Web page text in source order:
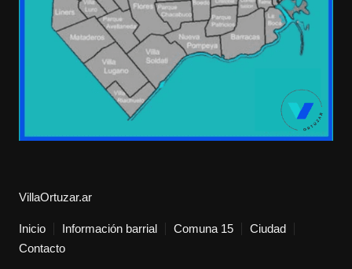
VillaOrtuzar.ar
Inicio Información barrial Comuna 15
Ciudad
Contacto